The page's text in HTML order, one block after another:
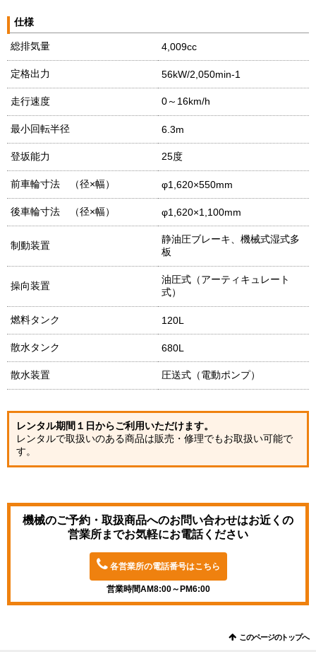
仕様
総排気量 4,009cc
定格出力 56kW/2,050min-1
走行速度 0～16km/h
最小回転半径 6.3m
登坂能力 25度
前車輪寸法 （径×幅） φ1,620×550mm
後車輪寸法 （径×幅） φ1,620×1,100mm
制動装置
静油圧ブレーキ、機械式湿式多
板
操向装置
油圧式（アーティキュレート
式）
燃料タンク 120L
散水タンク 680L
散水装置 圧送式（電動ポンプ）
レンタル期間１日からご利用いただけます。
レンタルで取扱いのある商品は販売・修理でもお取扱い可能で
す。
機械のご予約・取扱商品へのお問い合わせはお近くの
営業所までお気軽にお電話ください
各営業所の電話番号はこちら
営業時間AM8:00～PM6:00
このページのトップへ